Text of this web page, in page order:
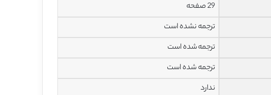
29 صفحه
ترجمه نشده است
ترجمه شده است
ترجمه شده است
ندارد